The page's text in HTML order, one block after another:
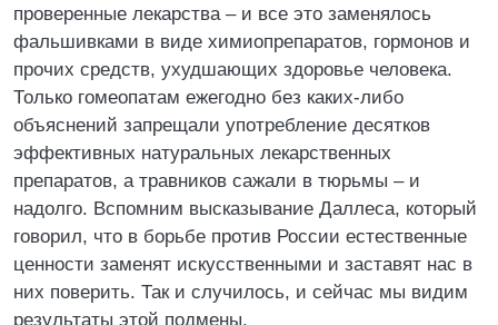
проверенные лекарства – и все это заменялось
фальшивками в виде химиопрепаратов, гормонов и
прочих средств, ухудшающих здоровье человека.
Только гомеопатам ежегодно без каких-либо
объяснений запрещали употребление десятков
эффективных натуральных лекарственных
препаратов, а травников сажали в тюрьмы – и
надолго. Вспомним высказывание Даллеса, который
говорил, что в борьбе против России естественные
ценности заменят искусственными и заставят нас в
них поверить. Так и случилось, и сейчас мы видим
результаты этой подмены.